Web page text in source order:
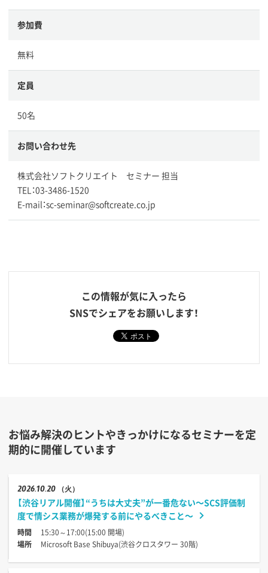
参加費
無料
定員
50名
お問い合わせ先
株式会社ソフトクリエイト セミナー 担当
TEL：03-3486-1520
E-mail：sc-seminar@softcreate.co.jp
この情報が気に入ったら
SNSでシェアをお願いします！
お悩み解決のヒントやきっかけになるセミナーを定
期的に開催しています
202610.20 （火）
【渋谷リアル開催】“うちは大丈夫”が一番危ない〜SCS評価制
度で情シス業務が爆発する前にやるべきこと〜
時間
15:30～17:00(15:00 開場)
場所
Microsoft Base Shibuya(渋谷クロスタワー 30階)